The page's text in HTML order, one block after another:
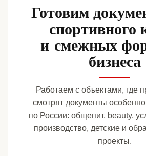
Готовим
спортивного
и смежных
бизнеса
Работаем с объектами, где
смотрят документы
по России: общепит, beauty,
производство, детские и
проекты.